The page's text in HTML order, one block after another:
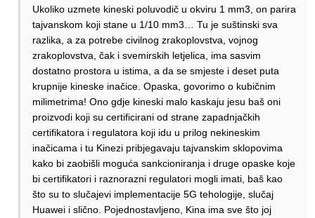
Ukoliko uzmete kineski poluvodič u okviru 1 mm3, on parira
tajvanskom koji stane u 1/10 mm3… Tu je suštinski sva
razlika, a za potrebe civilnog zrakoplovstva, vojnog
zrakoplovstva, čak i svemirskih letjelica, ima sasvim
dostatno prostora u istima, a da se smjeste i deset puta
krupnije kineske inačice. Opaska, govorimo o kubičnim
milimetrima! Ono gdje kineski malo kaskaju jesu baš oni
proizvodi koji su certificirani od strane zapadnjačkih
certifikatora i regulatora koji idu u prilog nekineskim
inačicama i tu Kinezi pribjegavaju tajvanskim sklopovima
kako bi zaobišli moguća sankcioniranja i druge opaske koje
bi certifikatori i raznorazni regulatori mogli imati, baš kao
što su to slučajevi implementacije 5G tehologije, slučaj
Huawei i slično. Pojednostavljeno, Kina ima sve što joj